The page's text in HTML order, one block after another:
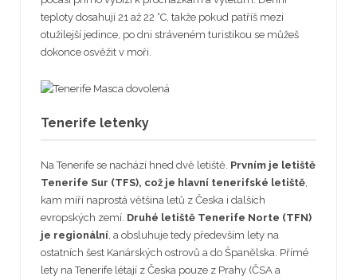
teploty dosahují 21 až 22 °C, takže pokud patříš mezi
otužilejší jedince, po dni stráveném turistikou se můžeš
dokonce osvěžit v moři.
Tenerife letenky
Na Tenerife se nachází hned dvě letiště. Prvním je letiště
Tenerife Sur (TFS), což je hlavní tenerifské letiště,
kam míří naprostá většina letů z Česka i dalších
evropských zemí. Druhé letiště Tenerife Norte (TFN)
je regionální, a obsluhuje tedy především lety na
ostatních šest Kanárských ostrovů a do Španělska. Přímé
lety na Tenerife létají z Česka pouze z Prahy (ČSA a